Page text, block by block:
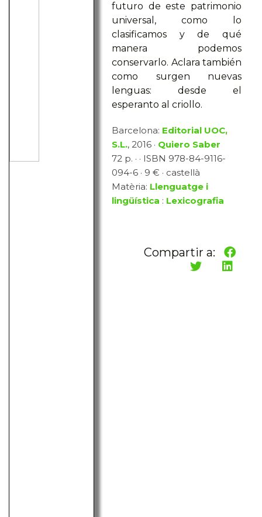
futuro de este patrimonio
universal, como lo
clasificamos y de qué
manera podemos
conservarlo. Aclara también
como surgen nuevas
lenguas: desde el
esperanto al criollo.
Barcelona: Editorial UOC,
S.L., 2016 · Quiero Saber
72 p. · · ISBN 978-84-9116-
094-6 · 9 € · castellà
Matèria: Llenguatge i
lingüística : Lexicografia
Compartir a: